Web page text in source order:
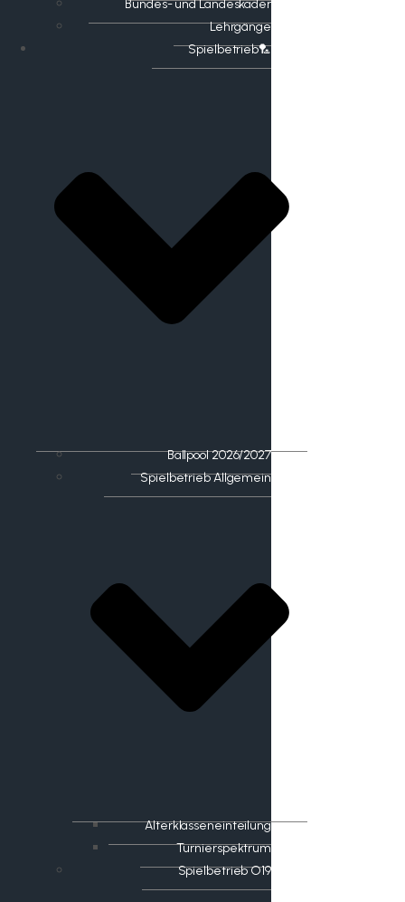
Bundes- und Landeskader
Lehrgänge
Spielbetrieb🏸
Ballpool 2026/2027
Spielbetrieb Allgemein
Alterklasseneinteilung
Turnierspektrum
Spielbetrieb O19